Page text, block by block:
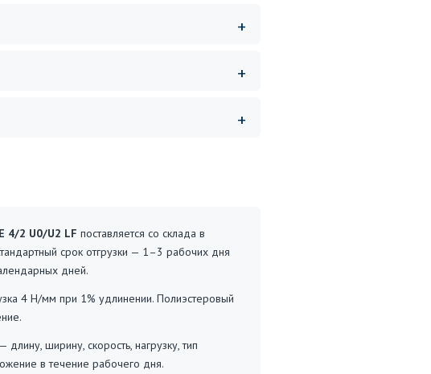
E 4/2 U0/U2 LF поставляется со склада в
срок отгрузки — 1–3 рабочих дня
дней.
4 Н/мм при 1% удлинении. Полиэстеровый
ширину, скорость, нагрузку, тип
в течение рабочего дня.